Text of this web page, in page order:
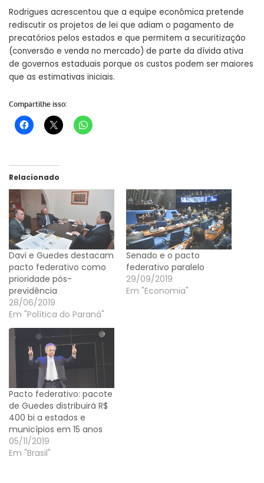
Rodrigues acrescentou que a equipe econômica pretende
rediscutir os projetos de lei que adiam o pagamento de
precatórios pelos estados e que permitem a securitização
(conversão e venda no mercado) de parte da dívida ativa
de governos estaduais porque os custos podem ser maiores
que as estimativas iniciais.
Compartilhe isso:
Relacionado
Davi e Guedes destacam
pacto federativo como
prioridade pós-
previdência
28/06/2019
Em "Política do Paraná"
Senado e o pacto
federativo paralelo
29/09/2019
Em "Economia"
Pacto federativo: pacote
de Guedes distribuirá R$
400 bi a estados e
municípios em 15 anos
05/11/2019
Em "Brasil"